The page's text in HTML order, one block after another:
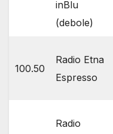
inBlu
(debole)
100.50
Radio Etna
Espresso
Radio